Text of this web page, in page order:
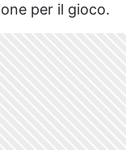
per il gioco.